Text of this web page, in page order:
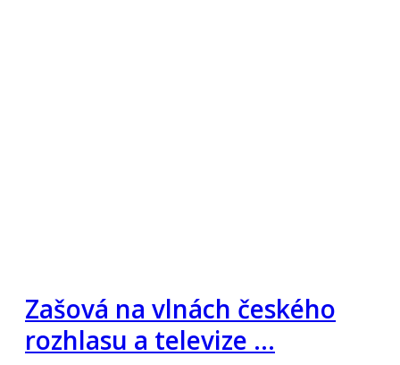
Zašová na vlnách českého
rozhlasu a televize …